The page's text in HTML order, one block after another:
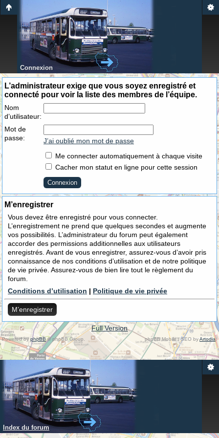
Connexion
L’administrateur exige que vous soyez enregistré et
connecté pour voir la liste des membres de l’équipe.
Nom
d’utilisateur:
Mot de
passe:
J’ai oublié mon mot de passe
Me connecter automatiquement à chaque visite
Cacher mon statut en ligne pour cette session
M’enregistrer
Vous devez être enregistré pour vous connecter.
L’enregistrement ne prend que quelques secondes et augmente
vos possibilités. L’administrateur du forum peut également
accorder des permissions additionnelles aux utilisateurs
enregistrés. Avant de vous enregistrer, assurez-vous d’avoir pris
connaissance de nos conditions d’utilisation et de notre politique
de vie privée. Assurez-vous de bien lire tout le règlement du
forum.
Conditions d’utilisation | Politique de vie privée
M’enregistrer
Full Version
Powered byphpBB© phpBB Group. phpBB Mobile / SEO byArtodia.
Index du forum